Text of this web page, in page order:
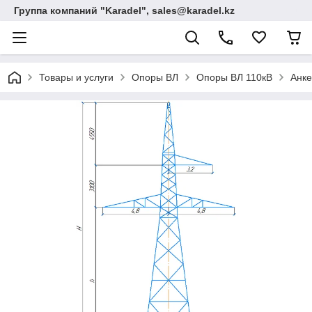
Группа компаний "Karadel", sales@karadel.kz
Товары и услуги Опоры ВЛ Опоры ВЛ 110кВ